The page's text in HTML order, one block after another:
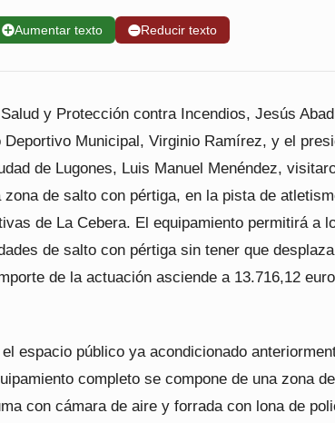
➕Aumentar texto ➖Reducir texto
y Protección contra Incendios, Jesús
Municipal, Virginio Ramírez, y el
de Lugones, Luis Manuel Menéndez,
de salto con pértiga, en la pista de
de La Cebera. El equipamiento permitirá a
de salto con pértiga sin tener que
de la actuación asciende a 13.716,12
espacio público ya acondicionado
completo se compone de una zona
con cámara de aire y forrada con lona de